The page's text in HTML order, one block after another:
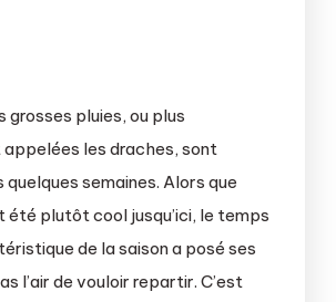
grosses pluies, ou plus
les draches, sont
semaines. Alors que
été plutôt cool jusqu’ici, le temps
de la saison a posé ses
l’air de vouloir repartir. C’est